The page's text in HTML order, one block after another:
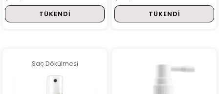
TÜKENDI
TÜKENDI
Saç Dökülmesi